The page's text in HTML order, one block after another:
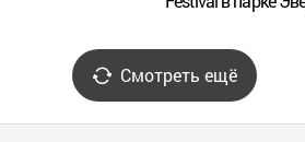
Смотреть ещё